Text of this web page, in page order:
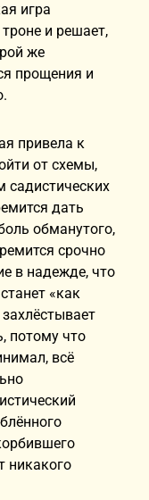
игра
и решает,
же
прощения и
привела к
от схемы,
садистических
дать
обманутого,
срочно
в надежде, что
«как
потому что
всё
никакого